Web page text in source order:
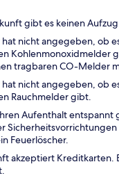
gibt es keinen
nicht angegeben, ob
Kohlenmonoxidmelder
tragbaren CO-Melder
nicht angegeben, ob
Rauchmelder gibt.
Aufenthalt entspannt
Feuerlöscher.
akzeptiert Kreditkarten.